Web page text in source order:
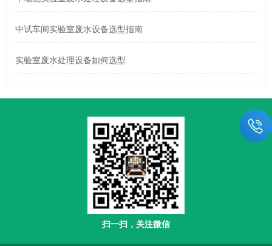
中试车间实验室废水设备选型指南
实验室废水处理设备如何选型
扫一扫，关注微信